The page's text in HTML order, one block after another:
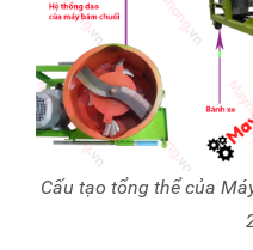
Cấu tạo tổng thể của